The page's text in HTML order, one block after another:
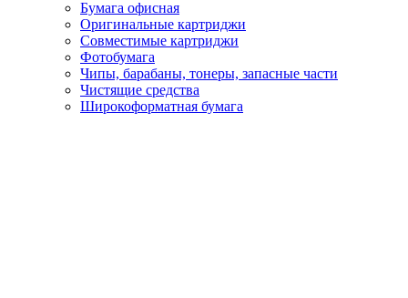
Бумага офисная
Оригинальные картриджи
Совместимые картриджи
Фотобумага
Чипы, барабаны, тонеры, запасные части
Чистящие средства
Широкоформатная бумага